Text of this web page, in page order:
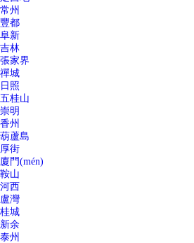
常州
豐都
阜新
吉林
張家界
禪城
日照
五桂山
崇明
香州
葫蘆島
厚街
廈門(mén)
鞍山
河西
盧灣
桂城
新余
泰州